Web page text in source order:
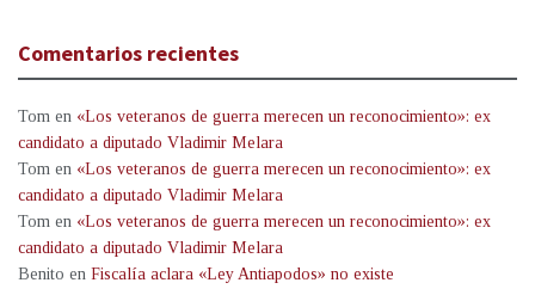
Comentarios recientes
Tom en «Los veteranos de guerra merecen un reconocimiento»: ex
candidato a diputado Vladimir Melara
Tom en «Los veteranos de guerra merecen un reconocimiento»: ex
candidato a diputado Vladimir Melara
Tom en «Los veteranos de guerra merecen un reconocimiento»: ex
candidato a diputado Vladimir Melara
Benito en Fiscalía aclara «Ley Antiapodos» no existe